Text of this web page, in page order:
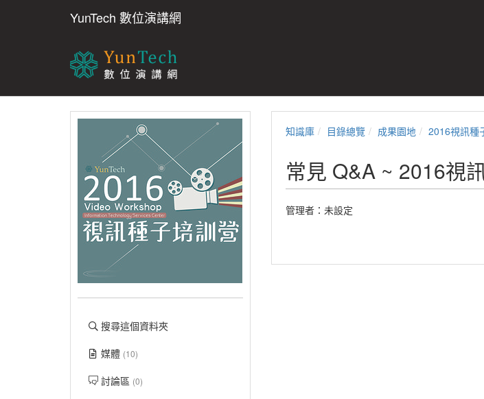
YunTech 數位演講網
搜尋這個資料夾
媒體 (10)
討論區 (0)
知識庫 目錄總覽 成果園地 2016視訊種
常見 Q&A ~ 2016視
管理者：未設定